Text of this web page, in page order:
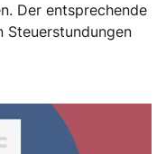
Der entsprechende
Steuerstundungen